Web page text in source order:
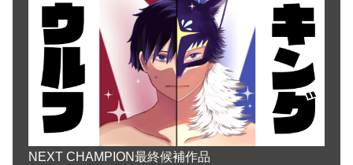
NEXT CHAMPION最終候補作品